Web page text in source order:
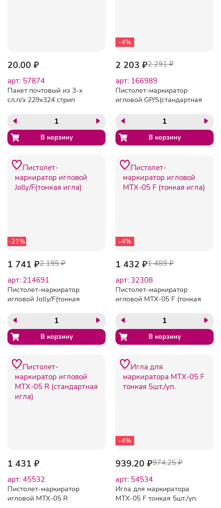
20.00 ₽
арт: 57874
Пакет почтовый из 3-х
сл.п/э 229х324 стрип
-4%
2 203 ₽2 291 ₽
арт: 166989
Пистолет-маркиратор
игловой GP/S(стандартная
-21%
1 741 ₽2 195 ₽
арт: 214691
Пистолет-маркиратор
игловой Jolly/F(тонкая
-4%
1 432 ₽1 489 ₽
арт: 32308
Пистолет-маркиратор
игловой MTX-05 F (тонкая
1 431 ₽
арт: 45532
Пистолет-маркиратор
игловой MTX-05 R
-4%
939.20 ₽974.25 ₽
арт: 54534
Игла для маркиратора
MTX-05 F тонкая 5шт./уп.